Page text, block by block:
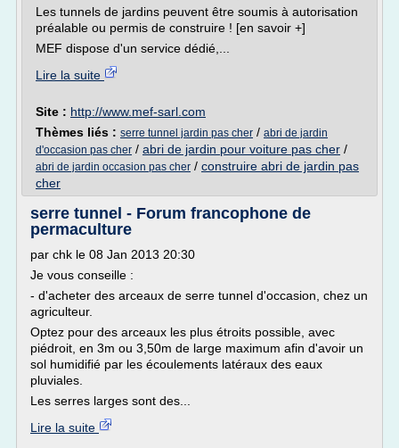
Les tunnels de jardins peuvent être soumis à autorisation
préalable ou permis de construire ! [en savoir +]
MEF dispose d'un service dédié,...
Lire la suite
Site : http://www.mef-sarl.com
Thèmes liés : serre tunnel jardin pas cher / abri de jardin
d'occasion pas cher / abri de jardin pour voiture pas cher /
abri de jardin occasion pas cher / construire abri de jardin pas
cher
serre tunnel - Forum francophone de
permaculture
par chk le 08 Jan 2013 20:30
Je vous conseille :
- d'acheter des arceaux de serre tunnel d'occasion, chez un
agriculteur.
Optez pour des arceaux les plus étroits possible, avec
piédroit, en 3m ou 3,50m de large maximum afin d'avoir un
sol humidifié par les écoulements latéraux des eaux
pluviales.
Les serres larges sont des...
Lire la suite